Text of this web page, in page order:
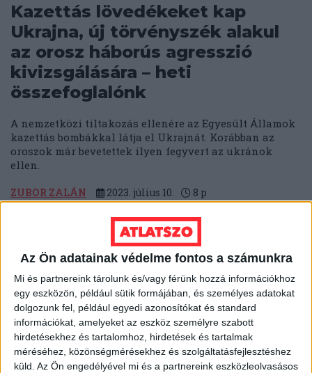
Az Ön adatainak védelme fontos a számunkra
Mi és partnereink tárolunk és/vagy férünk hozzá információkhoz
egy eszközön, például sütik formájában, és személyes adatokat
dolgozunk fel, például egyedi azonosítókat és standard
információkat, amelyeket az eszköz személyre szabott
hirdetésekhez és tartalomhoz, hirdetések és tartalmak
méréséhez, közönségmérésekhez és szolgáltatásfejlesztéshez
küld. Az Ön engedélyével mi és a partnereink eszközleolvasásos
Kazettás lövedékeket kap
Ukrajna, új törvényszék alakul
az orosz háborús agresszió
kivizsgálására – heti
összefoglalónk
A nemzetközi tiltakozás ellenére az Egyesült Államok
kazettás bombákkal látja el Ukrajnát. Korábban az
oroszok már bevetettek ilyen fegyvert az ukránok
ellen.
ZUBOR ZALÁN 2023. július 10. 8 p
Tisztogatás kezdődhet az orosz
hadseregben, Prigozsinnak új
főnöke lett – heti
összefoglalónk
Szergej Sojgu hadügyminiszter a helyén maradt a
Wagner-csoport zendülése után, a vezérkari főnök
Valerij Geraszimov és a volt ukrajnai főparancsnok
sorsa azonban kétséges.